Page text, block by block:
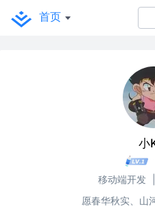
首页
小
移动端开发
愿春华秋实、山